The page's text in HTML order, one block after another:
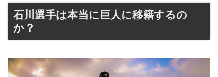
石川選手は本当に巨人に移籍するの
か？